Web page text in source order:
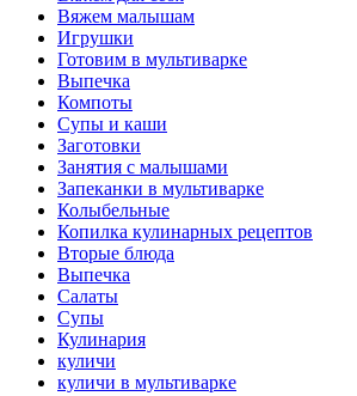
Вяжем малышам
Игрушки
Готовим в мультиварке
Выпечка
Компоты
Супы и каши
Заготовки
Занятия с малышами
Запеканки в мультиварке
Колыбельные
Копилка кулинарных рецептов
Вторые блюда
Выпечка
Салаты
Супы
Кулинария
куличи
куличи в мультиварке